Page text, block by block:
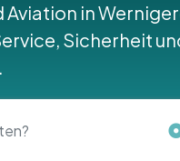
Aviation in
Sicherheit